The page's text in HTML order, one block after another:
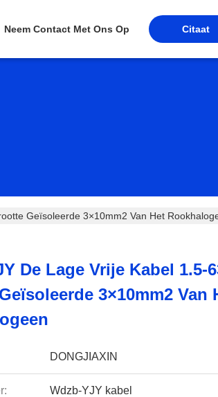
Neem Contact Met Ons Op Citaat
Geïsoleerde 3×10mm2 Van Het
De Lage Vrije Kabel 1.5-
3×10mm2 Van
DONGJIAXIN
Wdzb-YJY kabel